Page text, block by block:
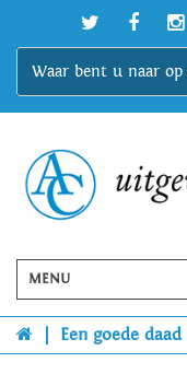
MENU
Een goede daad